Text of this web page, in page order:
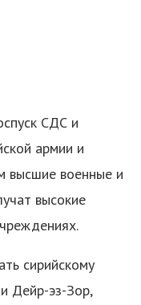
СДС и
армии и
высшие военные и
высокие
сирийскому
Дейр-эз-Зор,